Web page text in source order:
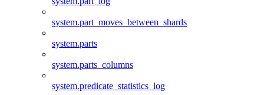
system.part_moves_between_shards
system.parts
system.parts_columns
system.predicate_statistics_log